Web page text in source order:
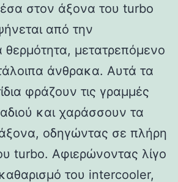
στον άξονα του turbo
από την
μετατρεπόμενο
άνθρακα. Αυτά τα
φράζουν τις γραμμές
και χαράσσουν τα
οδηγώντας σε πλήρη
turbo. Αφιερώνοντας λίγο
του intercooler,